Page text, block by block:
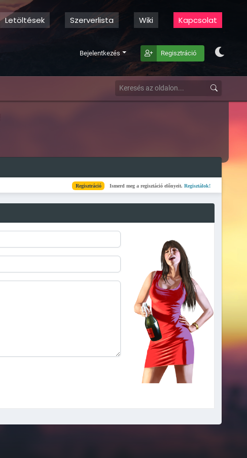
Letöltések Szerverlista Wiki Kapcsolat
Bejelentkezés Regisztráció
Regisztráció Ismerd meg a regisztáció előnyeit.Regisztálok! Kész